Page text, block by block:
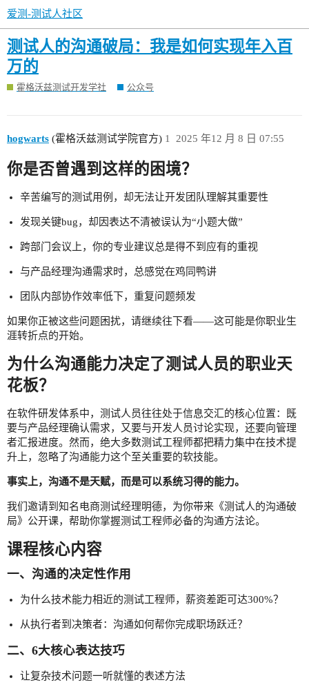
爱测-测试人社区
测试人的沟通破局：我是如何实现年入百
万的
霍格沃兹测试开发学社 公众号
hogwarts (霍格沃兹测试学院官方) 2025 年12 月 8 日 07:55
1
你是否曾遇到这样的困境？
辛苦编写的测试用例，却无法让开发团队理解其重要性
发现关键bug，却因表达不清被误认为“小题大做”
跨部门会议上，你的专业建议总是得不到应有的重视
与产品经理沟通需求时，总感觉在鸡同鸭讲
团队内部协作效率低下，重复问题频发
如果你正被这些问题困扰，请继续往下看——这可能是你职业生
涯转折点的开始。
为什么沟通能力决定了测试人员的职业天
花板？
在软件研发体系中，测试人员往往处于信息交汇的核心位置：既
要与产品经理确认需求，又要与开发人员讨论实现，还要向管理
者汇报进度。然而，绝大多数测试工程师都把精力集中在技术提
升上，忽略了沟通能力这个至关重要的软技能。
事实上，沟通不是天赋，而是可以系统习得的能力。
我们邀请到知名电商测试经理明德，为你带来《测试人的沟通破
局》公开课，帮助你掌握测试工程师必备的沟通方法论。
课程核心内容
一、沟通的决定性作用
为什么技术能力相近的测试工程师，薪资差距可达300%？
从执行者到决策者：沟通如何帮你完成职场跃迁？
二、6大核心表达技巧
让复杂技术问题一听就懂的表述方法